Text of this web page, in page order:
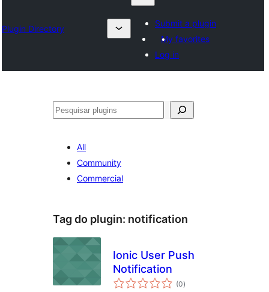
Plugin Directory
Submit a plugin
My favorites
Log in
Pesquisar
All
Community
Commercial
Tag do plugin: notification
Ionic User Push
Notification
(0avaliações
totais
)